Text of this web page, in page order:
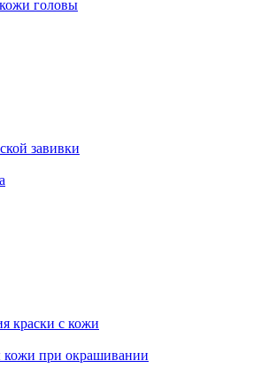
головы
завивки
краски с кожи
кожи при окрашивании